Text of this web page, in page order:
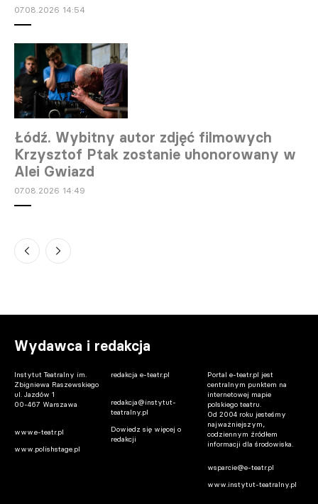
07.08.2026 14:54
Łódź. Wybitny autor zdjęć filmowych
Krzysztof Ptak zostanie uhonorowany w
Alei Gwiazd
07.08.2026 14:49
piętrze Pałacu Kultury trwa
Gdańsk. Donald Tusk spotkał się z Jesse
prezent
Warszawa. Iga Cembrzyńska spocznie na
Wydawca i redakcja
Instytut Teatralny im.
Zbigniewa Raszewskiego
ul. Jazdów 1
00-467 Warszawa
www.e-teatr.pl
www.polishstage.pl
redakcja e-teatr.pl
redakcja@instytut-
teatralny.pl
Dowiedz się więcej o
redakcji
Portal e-teatr.pl jest
centralnym punktem na
internetowej mapie
polskiego teatru.
Od 2004 roku jesteśmy
najważniejszym,
codziennym źródłem
informacji dla środowiska.
wsparcie@e-teatr.pl
www.instytut-teatralny.pl